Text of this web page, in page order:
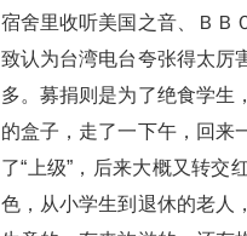
宿舍里收听美国之音、ＢＢ
致认为台湾电台夸张得太厉
多。募捐则是为了绝食学生
的盒子，走了一下午，回来
了“上级”，后来大概又转交
色，从小学生到退休的老人